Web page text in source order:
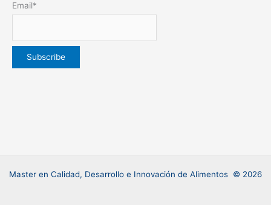
Email*
Master en Calidad, Desarrollo e Innovación de Alimentos © 2026